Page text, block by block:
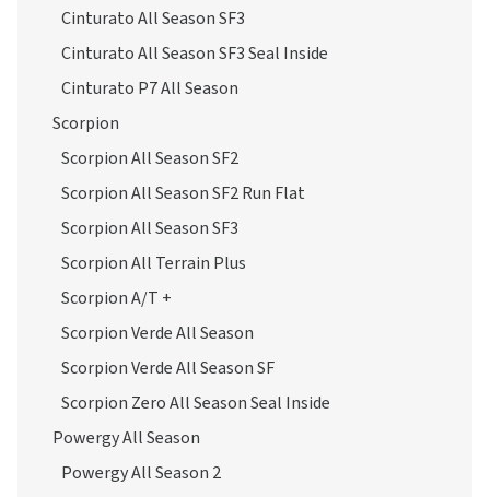
Cinturato All Season SF3
Cinturato All Season SF3 Seal Inside
Cinturato P7 All Season
Scorpion
Scorpion All Season SF2
Scorpion All Season SF2 Run Flat
Scorpion All Season SF3
Scorpion All Terrain Plus
Scorpion A/T +
Scorpion Verde All Season
Scorpion Verde All Season SF
Scorpion Zero All Season Seal Inside
Powergy All Season
Powergy All Season 2